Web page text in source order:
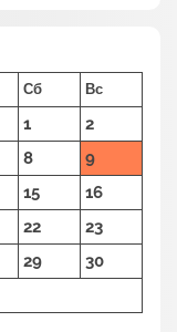
Сб Вс
1
2
8
9
15
16
22
23
29
30